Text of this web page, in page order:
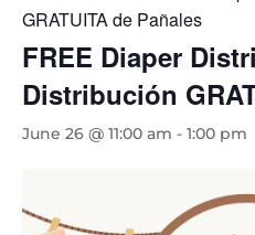
GRATUITA de Pañales
FREE Diaper
Distribución
June 26 @ 11:00 am - 1:00 pm